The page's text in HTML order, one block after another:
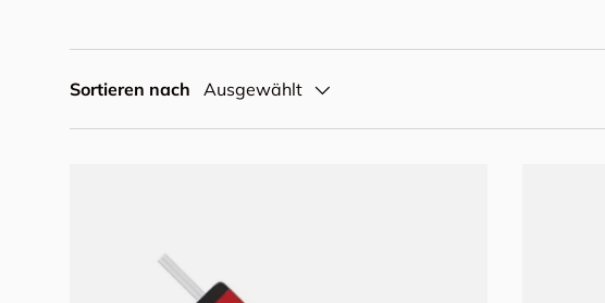
Sortieren nach Ausgewählt